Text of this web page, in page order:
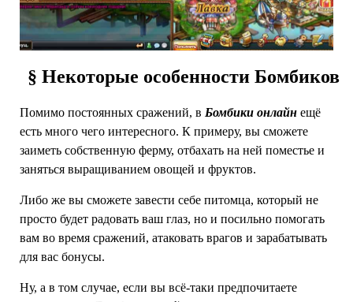
§ Некоторые особенности Бомбиков
Помимо постоянных сражений, в Бомбики онлайнещё
есть много чего интересного. К примеру, вы сможете
заиметь собственную ферму, отбахать на ней поместье и
заняться выращиванием овощей и фруктов.
Либо же вы сможете завести себе питомца, который не
просто будет радовать ваш глаз, но и посильно помогать
вам во время сражений, атаковать врагов и зарабатывать
для вас бонусы.
Ну, а в том случае, если вы всё-таки предпочитаете